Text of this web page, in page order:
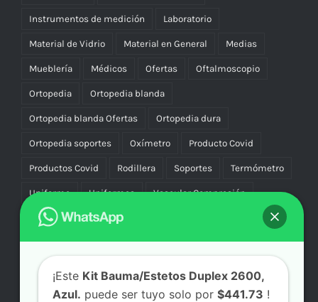
Instrumentos de medición Laboratorio
Material de Vidrio Material en General Medias
Mueblería Médicos Ofertas Oftalmoscopio
Ortopedia Ortopedia blanda
Ortopedia blanda Ofertas Ortopedia dura
Ortopedia soportes Oxímetro Producto Covid
Productos Covid Rodillera Soportes Termómetro
Uniforme Uniformes Vascular Compresión
Vibradores
¡Este Kit Bauma/Estetos Duplex 2600,
Azul. puede ser tuyo solo por $441.73 !